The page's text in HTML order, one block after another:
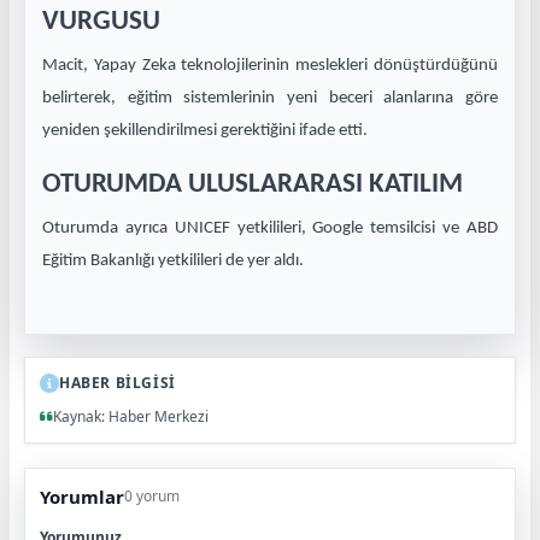
VURGUSU
Macit, Yapay Zeka teknolojilerinin meslekleri dönüştürdüğünü
belirterek, eğitim sistemlerinin yeni beceri alanlarına göre
yeniden şekillendirilmesi gerektiğini ifade etti.
OTURUMDA ULUSLARARASI KATILIM
Oturumda ayrıca UNICEF yetkilileri, Google temsilcisi ve ABD
Eğitim Bakanlığı yetkilileri de yer aldı.
HABER BİLGİSİ
Kaynak: Haber Merkezi
Yorumlar0 yorum